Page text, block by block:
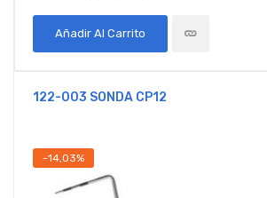
Añadir Al Carrito
122-003 SONDA CP12
-14,03%